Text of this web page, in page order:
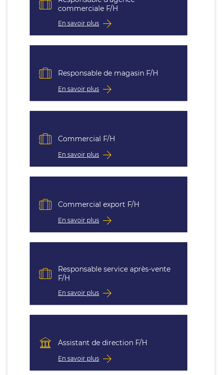
commerciale F/H
En savoir plus
Responsable de magasin F/H
En savoir plus
Commercial F/H
En savoir plus
Commercial export F/H
En savoir plus
Responsable service après-vente
F/H
En savoir plus
Assistant de direction F/H
En savoir plus